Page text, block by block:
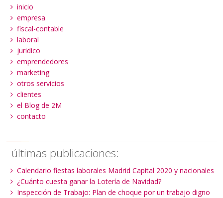
inicio
empresa
fiscal-contable
laboral
juridico
emprendedores
marketing
otros servicios
clientes
el Blog de 2M
contacto
últimas publicaciones:
Calendario fiestas laborales Madrid Capital 2020 y nacionales
¿Cuánto cuesta ganar la Lotería de Navidad?
Inspección de Trabajo: Plan de choque por un trabajo digno